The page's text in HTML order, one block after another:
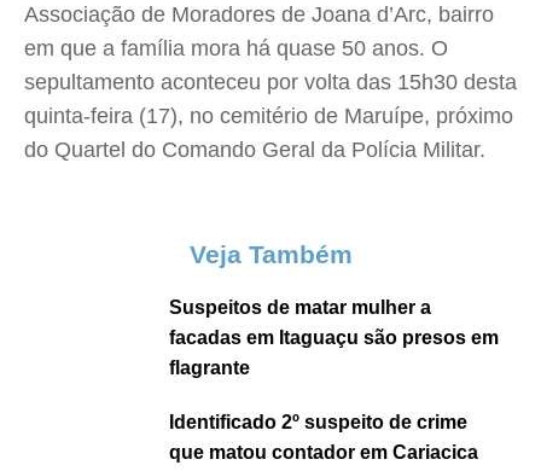
Associação de Moradores de Joana d’Arc, bairro
em que a família mora há quase 50 anos. O
sepultamento aconteceu por volta das 15h30 desta
quinta-feira (17), no cemitério de Maruípe, próximo
do Quartel do Comando Geral da Polícia Militar.
Veja Também
Suspeitos de matar mulher a
facadas em Itaguaçu são presos em
flagrante
Identificado 2º suspeito de crime
que matou contador em Cariacica